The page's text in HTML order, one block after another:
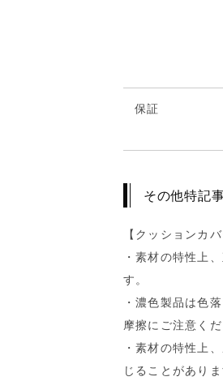
保証
その他特記
【クッションカ
・素材の特性上
す。
・濃色製品は色
摩擦にご注意くだ
・素材の特性上
じることがありま